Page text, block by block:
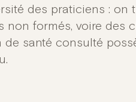
des praticiens : on
formés, voire des
de santé consulté